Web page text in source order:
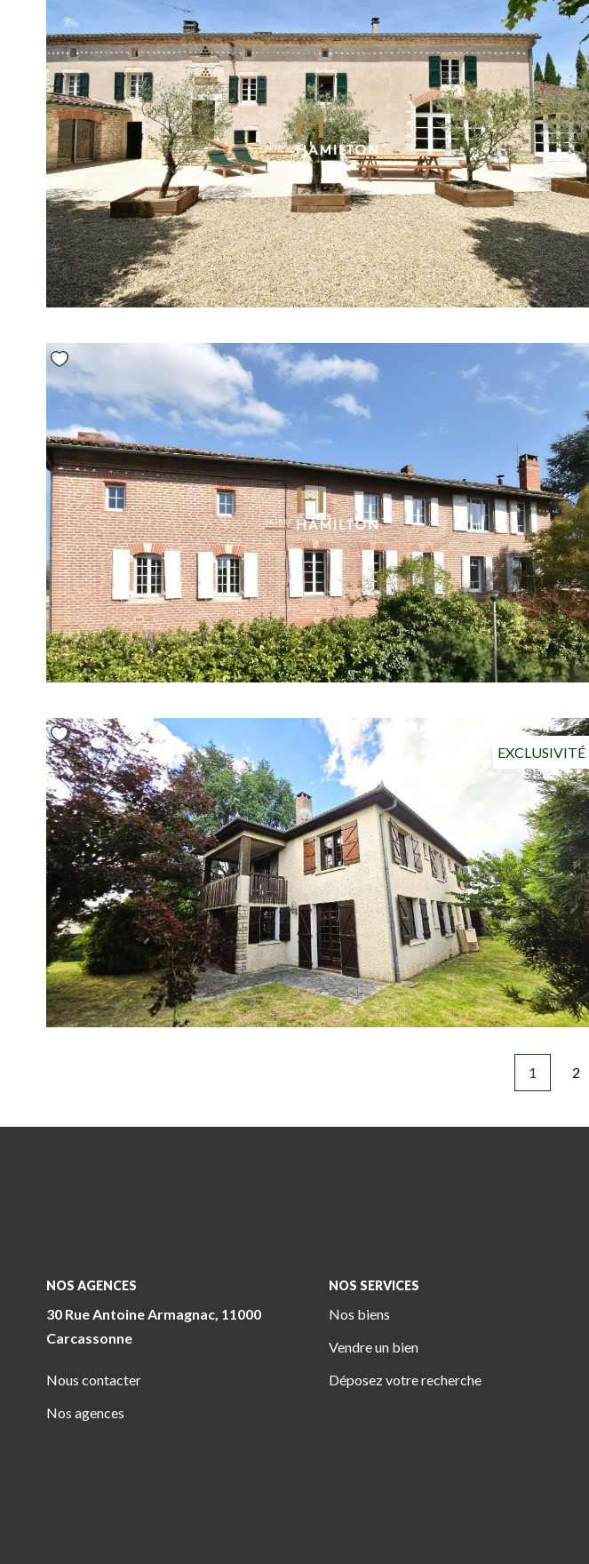
EXCLUSIVITÉ
1 2
NOS AGENCES
30 Rue Antoine Armagnac, 11000
Carcassonne
4 Pl. Jeanne Ramel-Cals, 81170 Cordes-
Sur-Ciel
Nous contacter
Nos agences
NOS SERVICES
Nos biens
Vendre un bien
Déposez votre recherche